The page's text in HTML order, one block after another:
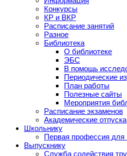
Конкурсы
КР и ВКР
Расписание занятий
Разное
Библиотека
О библиотеке
ЭБС
В помощь
Периодические
План работы
Полезные сайты
Мероприятия
Расписание экзаменов
Академические отпуска
Школьнику
Первая профессия для
Выпускнику
Служба содействия